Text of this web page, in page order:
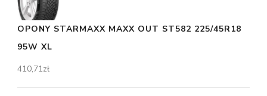
OPONY STARMAXX MAXX OUT ST582 225/45R18
95W XL
410,71zł